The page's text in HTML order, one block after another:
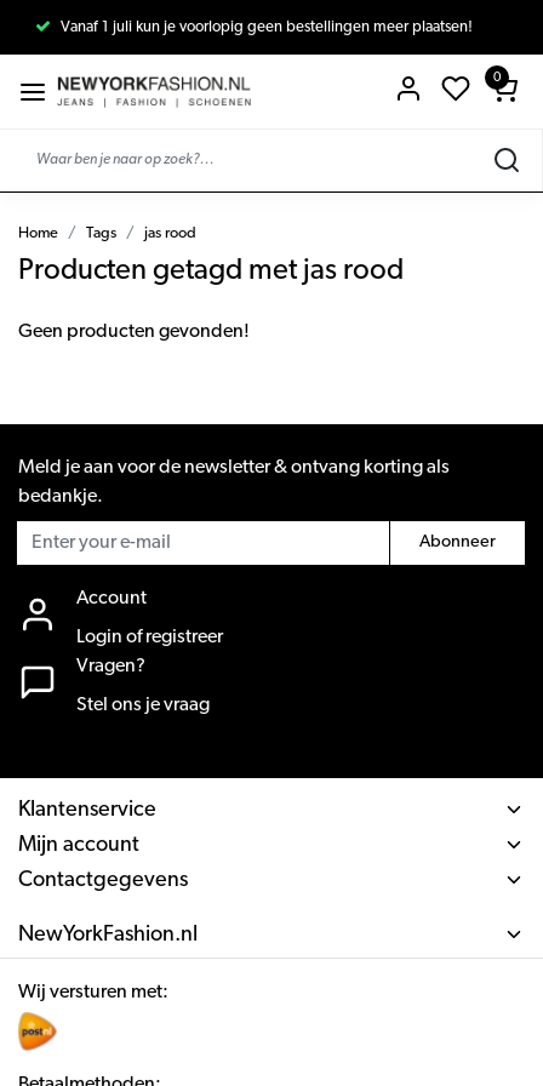
Vanaf 1 juli kun je voorlopig geen bestellingen meer plaatsen!
0
Home Tags jas rood
Producten getagd met jas rood
Geen producten gevonden!
Meld je aan voor de newsletter & ontvang korting als
bedankje.
Abonneer
Account
Login of registreer
Vragen?
Stel ons je vraag
Klantenservice
Mijn account
Contactgegevens
NewYorkFashion.nl
Wij versturen met: